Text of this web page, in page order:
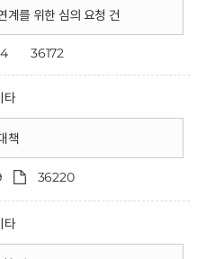
계를 위한 심의 요청 건
36172
타
책
36220
타